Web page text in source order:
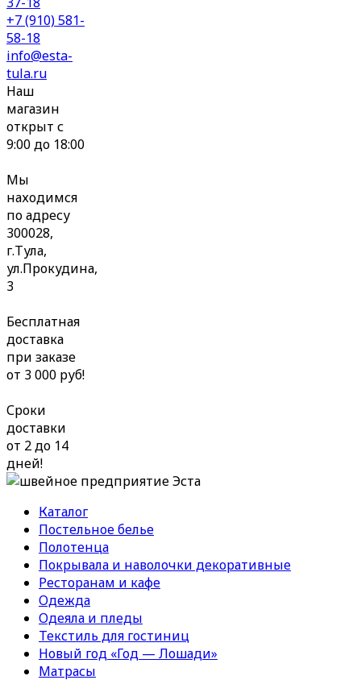
+7 (910) 581-
58-18
info@esta-
tula.ru
Наш
магазин
открыт с
9:00 до 18:00
Мы
находимся
по адресу
300028,
г.Тула,
ул.Прокудина,
3
Бесплатная
доставка
при заказе
от 3 000 руб!
Сроки
доставки
от 2 до 14
дней!
Каталог
Постельное белье
Полотенца
Покрывала и наволочки декоративные
Ресторанам и кафе
Одежда
Одеяла и пледы
Текстиль для гостиниц
Новый год «Год — Лошади»
Матрасы